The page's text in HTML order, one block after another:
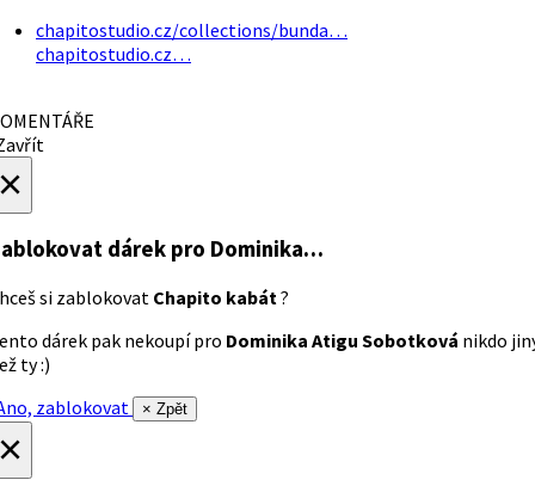
chapitostudio.cz/collections/bunda…
chapitostudio.cz…
dárek pro Dominika…
si zablokovat Chapito kabát ?
dárek pak nekoupí pro Dominika Atigu Sobotková nikdo
ty :)
zablokovat
× Zpět